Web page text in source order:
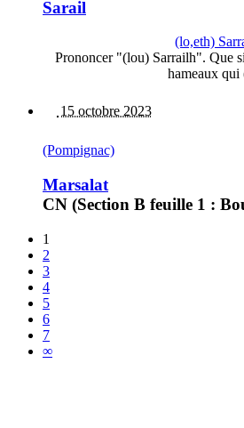
Sarail
(lo,eth)
Prononcer "(lou) Sarrailh". Que
hameaux
15 octobre 2023
(Pompignac)
Marsalat
CN (Section B feuille 1 :
1
2
3
4
5
6
7
∞